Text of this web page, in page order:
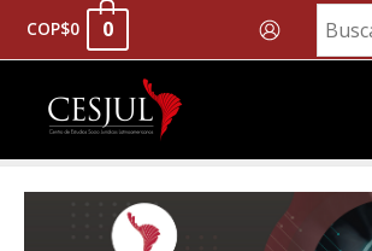
COP$0 0
Herramientas